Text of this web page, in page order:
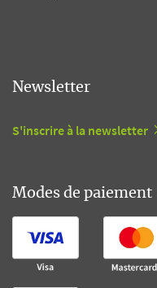
Newsletter
S'inscrire à la newsletter
Modes de paiement